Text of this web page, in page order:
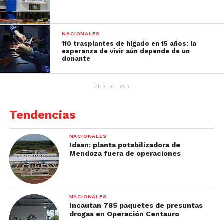
NACIONALES
110 trasplantes de hígado en 15 años: la
esperanza de vivir aún depende de un
donante
PUBLICIDAD
Tendencias
NACIONALES
Idaan: planta potabilizadora de
Mendoza fuera de operaciones
NACIONALES
Incautan 785 paquetes de presuntas
drogas en Operación Centauro